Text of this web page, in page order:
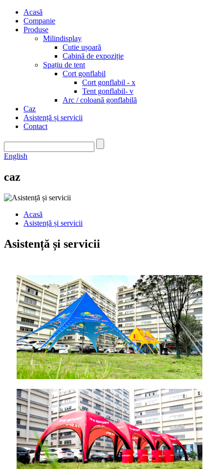
Acasă
Companie
Produse
Milindisplay
Cutie ușoară
Cabină de expoziție
Spațiu de tent
Cort gonflabil
Cort gonflabil - x
Tent gonflabil- v
Arc / coloană gonflabilă
Caz
Asistență și servicii
Contact
English
caz
Acasă
Asistență și servicii
Asistență și servicii